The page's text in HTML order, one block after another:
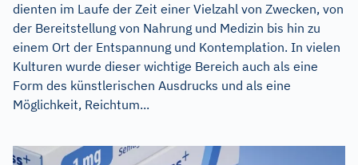
dienten im Laufe der Zeit einer Vielzahl von Zwecken, von
der Bereitstellung von Nahrung und Medizin bis hin zu
einem Ort der Entspannung und Kontemplation. In vielen
Kulturen wurde dieser wichtige Bereich auch als eine
Form des künstlerischen Ausdrucks und als eine
Möglichkeit, Reichtum...